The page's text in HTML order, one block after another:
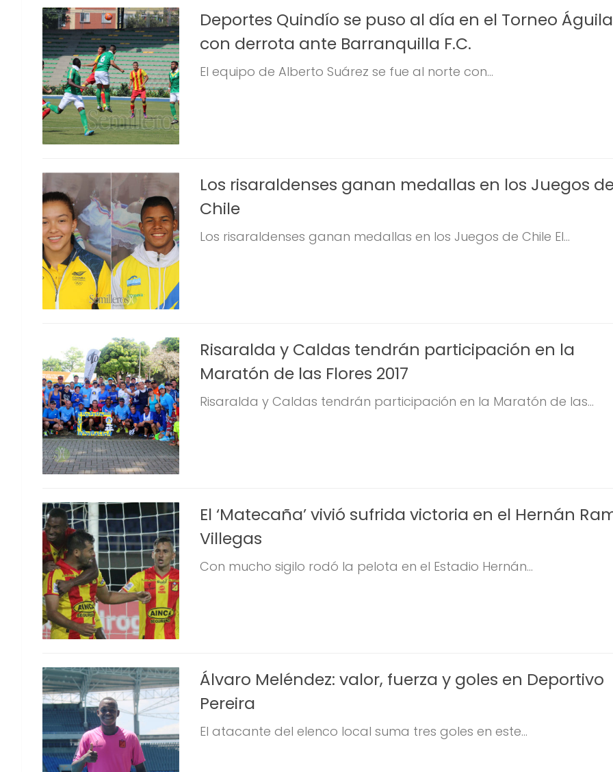
Deportes Quindío se puso al día en el Torneo Águila
con derrota ante Barranquilla F.C.
El equipo de Alberto Suárez se fue al norte con...
Los risaraldenses ganan medallas en los Juegos
Chile
Los risaraldenses ganan medallas en los Juegos de Chile El...
Risaralda y Caldas tendrán participación en la
Maratón de las Flores 2017
Risaralda y Caldas tendrán participación en la Maratón de las...
El ‘Matecaña’ vivió sufrida victoria en el Hernán
Villegas
Con mucho sigilo rodó la pelota en el Estadio Hernán...
Álvaro Meléndez: valor, fuerza y goles en Deportivo
Pereira
El atacante del elenco local suma tres goles en este...